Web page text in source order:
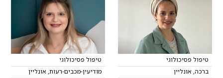
טיפול פסיכולוגי
ברכה, אונליין
טיפול פסיכולוגי
מודיעין-מכבים-רעות, אונליין